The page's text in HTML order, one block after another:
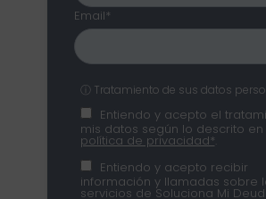
Email*
ⓘ Tratamiento de sus datos
Entiendo y acepto el
mis datos según lo descrito en
política de privacidad*
Entiendo y acepto recibir
información y llamadas sobre
servicios de Soluciona Mi